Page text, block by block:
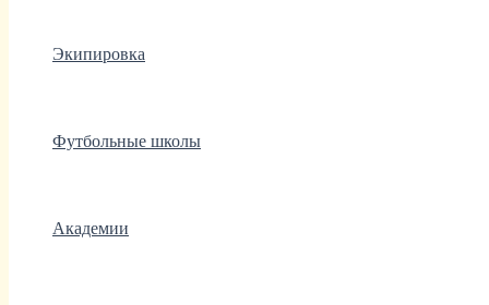
Экипировка
Футбольные школы
Академии